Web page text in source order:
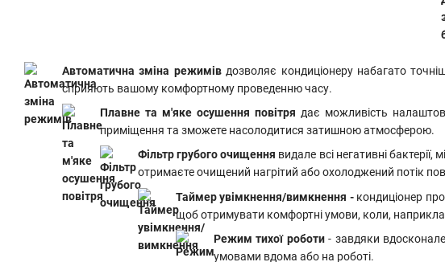
Автоматична зміна режимів дозволяє кондиціонеру набагато
сприяють вашому комфортному проведенню часу.
Плавне та м'яке осушення повітря дає можливість
приміщення та зможете насолодитися затишною атмосферою.
Фільтр грубого очищення видале всі негативні
отримаєте очищений нагрітий або охолоджений потік
Таймер увімкнення/вимкнення - кондиціонер
щоб отримувати комфортні умови, коли,
Режим тихої роботи- завдяки
умовами вдома або на роботі.